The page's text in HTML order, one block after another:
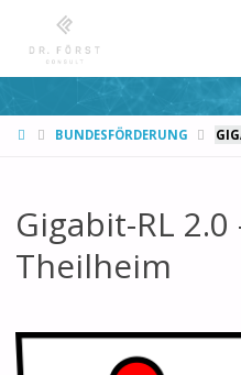
STARTBUNDESFÖRDERUNG
Gigabit-RL
Theilheim